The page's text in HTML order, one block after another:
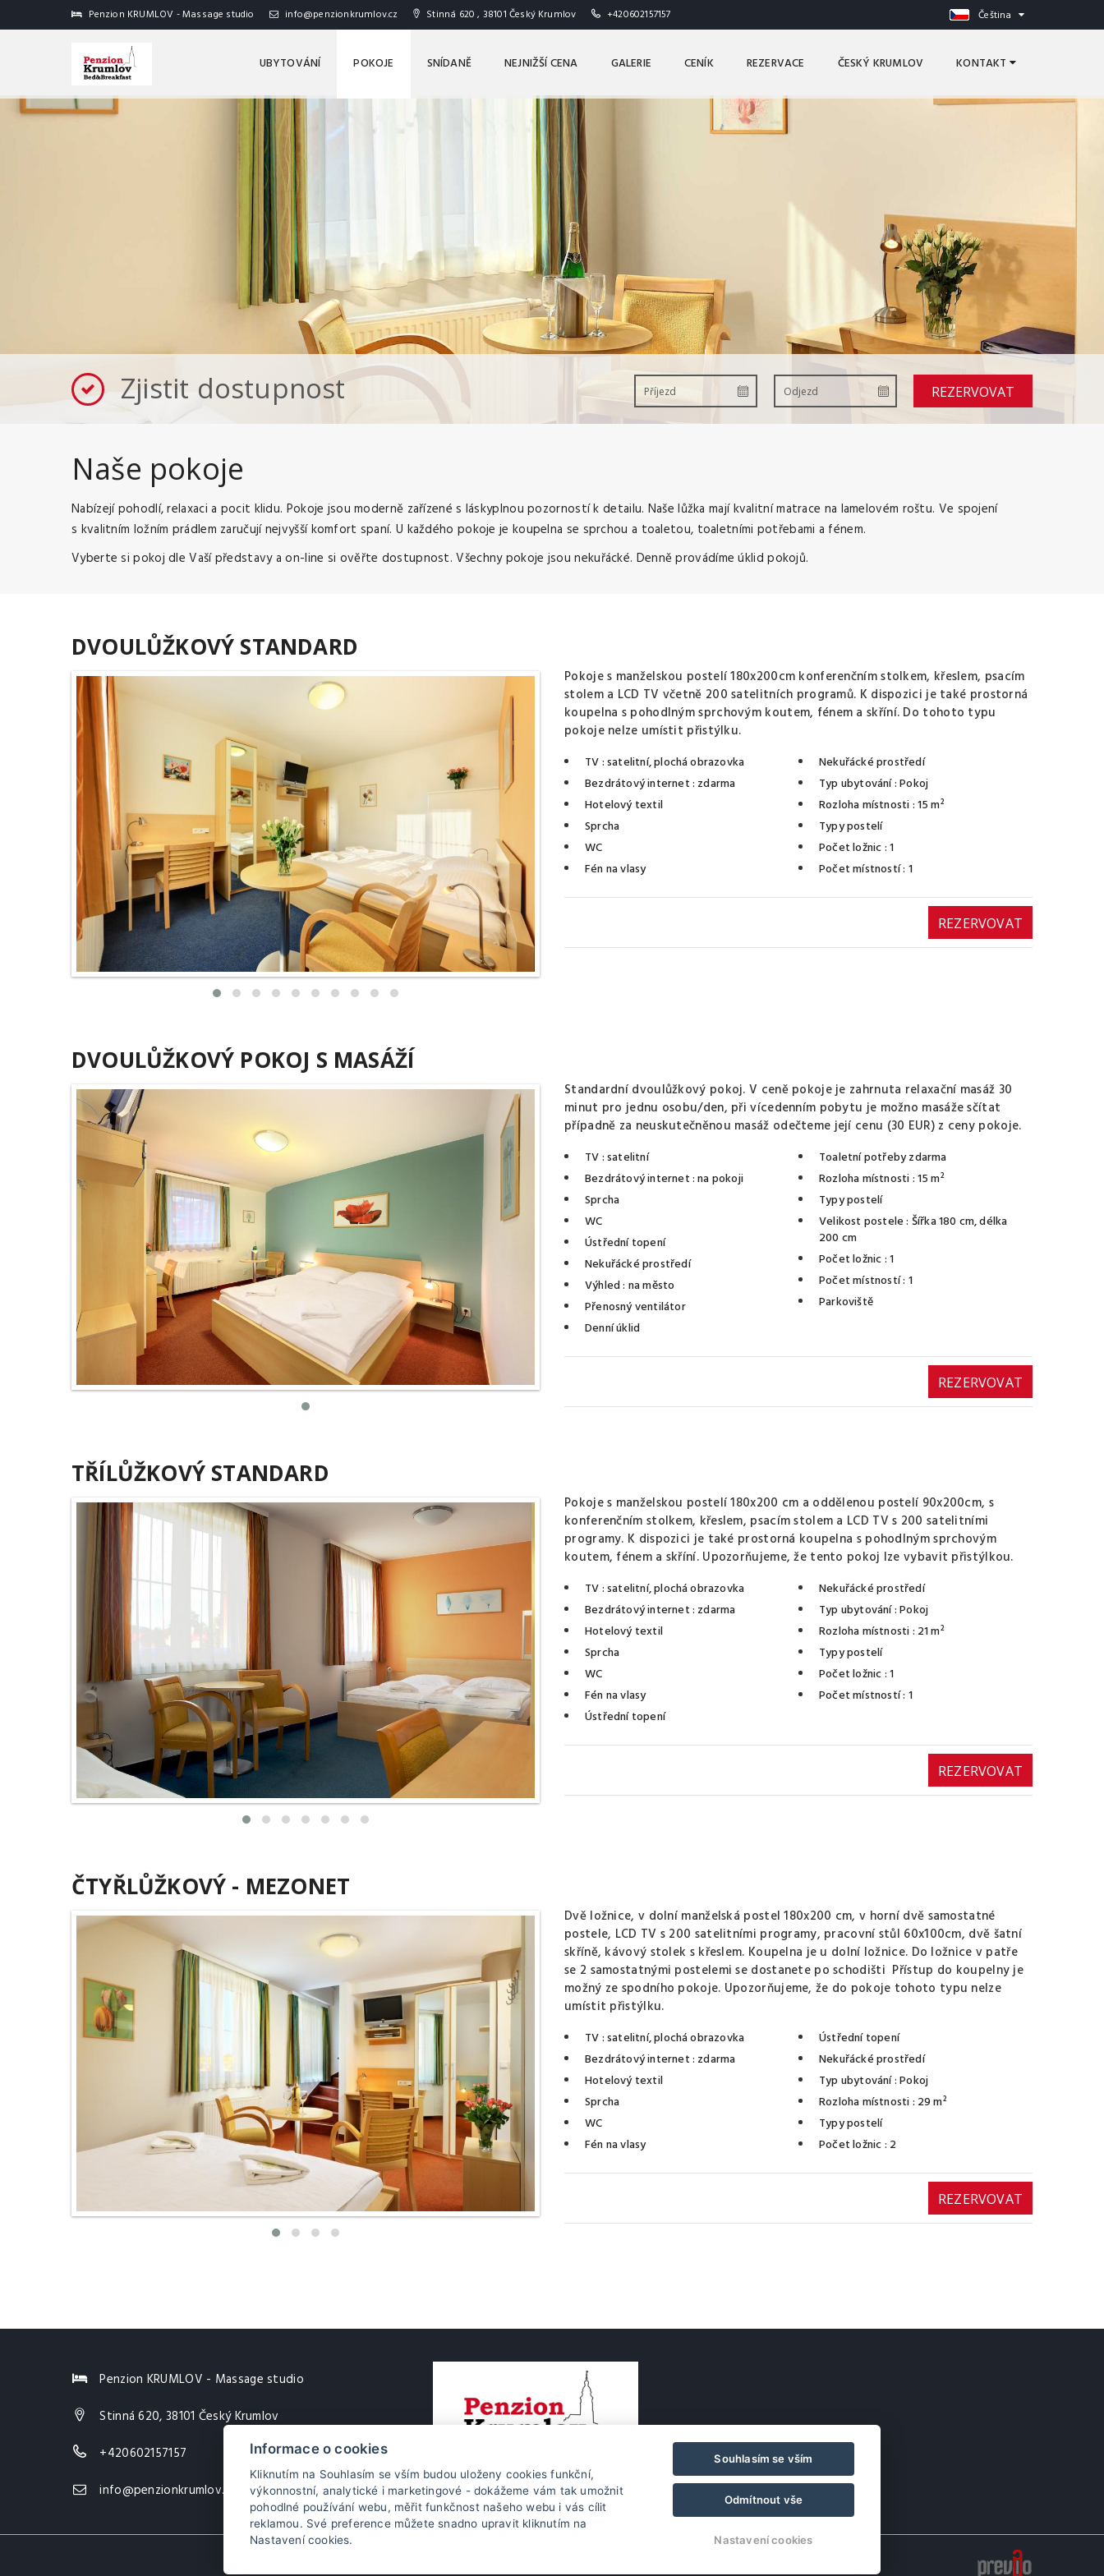
Penzion KRUMLOV - Massage studio info@penzionkrumlov.cz Stinná 620 , 38101 Český Krumlov +420602157157 Čeština
UBYTOVÁNÍ POKOJE SNÍDANĚ NEJNIŽŠÍ CENA GALERIE CENÍK REZERVACE ČESKÝ KRUMLOV KONTAKT
Zjistit dostupnost REZERVOVAT
Naše pokoje
Nabízejí pohodlí, relaxaci a pocit klidu. Pokoje jsou moderně zařízené s láskyplnou pozorností k detailu. Naše lůžka mají kvalitní matrace na lamelovém roštu. Ve spojení
s kvalitním ložním prádlem zaručují nejvyšší komfort spaní. U každého pokoje je koupelna se sprchou a toaletou, toaletními potřebami a fénem.
Vyberte si pokoj dle Vaší představy a on-line si ověřte dostupnost. Všechny pokoje jsou nekuřácké. Denně provádíme úklid pokojů.
DVOULŮŽKOVÝ STANDARD
Pokoje s manželskou postelí 180x200cm konferenčním stolkem, křeslem, psacím
stolem a LCD TV včetně 200 satelitních programů. K dispozici je také prostorná
koupelna s pohodlným sprchovým koutem, fénem a skříní. Do tohoto typu
pokoje nelze umístit přistýlku.
TV : satelitní, plochá obrazovka
Bezdrátový internet : zdarma
Hotelový textil
Sprcha
WC
Fén na vlasy
Nekuřácké prostředí
Typ ubytování : Pokoj
Rozloha místnosti : 15 m²
Typy postelí
Počet ložnic : 1
Počet místností : 1
REZERVOVAT
DVOULŮŽKOVÝ POKOJ S MASÁŽÍ
Standardní dvoulůžkový pokoj. V ceně pokoje je zahrnuta relaxační masáž 30
minut pro jednu osobu/den, při vícedenním pobytu je možno masáže sčítat
případně za neuskutečněnou masáž odečteme její cenu (30 EUR) z ceny pokoje.
TV : satelitní
Bezdrátový internet : na pokoji
Sprcha
WC
Ústřední topení
Nekuřácké prostředí
Výhled : na město
Přenosný ventilátor
Denní úklid
Toaletní potřeby zdarma
Rozloha místnosti : 15 m²
Typy postelí
Velikost postele: Šířka 180 cm, délka
200 cm
Počet ložnic : 1
Počet místností : 1
Parkoviště
REZERVOVAT
TŘÍLŮŽKOVÝ STANDARD
Pokoje s manželskou postelí 180x200 cm a oddělenou postelí 90x200cm, s
konferenčním stolkem, křeslem, psacím stolem a LCD TV s 200 satelitními
programy. K dispozici je také prostorná koupelna s pohodlným sprchovým
koutem, fénem a skříní. Upozorňujeme, že tento pokoj lze vybavit přistýlkou.
TV : satelitní, plochá obrazovka
Bezdrátový internet : zdarma
Hotelový textil
Sprcha
WC
Fén na vlasy
Ústřední topení
Nekuřácké prostředí
Typ ubytování : Pokoj
Rozloha místnosti : 21 m²
Typy postelí
Počet ložnic : 1
Počet místností : 1
REZERVOVAT
ČTYŘLŮŽKOVÝ - MEZONET
Dvě ložnice, v dolní manželská postel 180x200 cm, v horní dvě samostatné
postele, LCD TV s 200 satelitními programy, pracovní stůl 60x100cm, dvě šatní
skříně, kávový stolek s křeslem. Koupelna je u dolní ložnice. Do ložnice v patře
se 2 samostatnými postelemi se dostanete po schodišti Přístup do koupelny je
možný ze spodního pokoje. Upozorňujeme, že do pokoje tohoto typu nelze
umístit přistýlku.
TV : satelitní, plochá obrazovka
Bezdrátový internet : zdarma
Hotelový textil
Sprcha
WC
Fén na vlasy
Ústřední topení
Nekuřácké prostředí
Typ ubytování : Pokoj
Rozloha místnosti : 29 m²
Typy postelí
Počet ložnic : 2
REZERVOVAT
Penzion KRUMLOV - Massage studio
Stinná 620, 38101 Český Krumlov
+420602157157
info@penzionkrumlov.cz
Informace o cookies
Kliknutím na Souhlasím se vším budou uloženy cookies funkční,
výkonnostní, analytické i marketingové - dokážeme vám tak umožnit
pohodlné používání webu, měřit funkčnost našeho webu i vás cílit
reklamou. Své preference můžete snadno upravit kliknutím na
Nastavení cookies.
Souhlasím se vším
Odmítnout vše
Nastavení cookies